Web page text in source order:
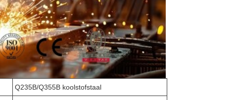
Q235B/Q355B koolstofstaal